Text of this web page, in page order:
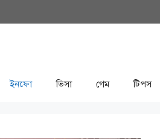
ইনফো ভিসা গেম টিপস